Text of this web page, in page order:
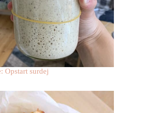
Opstart surdej